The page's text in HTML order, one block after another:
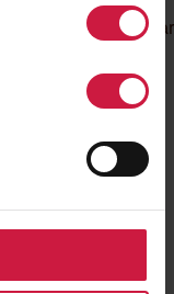
ulike hinder, må
på tid for
ikke bestått.